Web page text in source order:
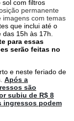
sol com filtros
permanente
imagens com temas
que inclui até o
15h às 17h.
para essas
serão feitas no
e neste feriado de
Após a
são
subiu de R$ 8
ingressos podem